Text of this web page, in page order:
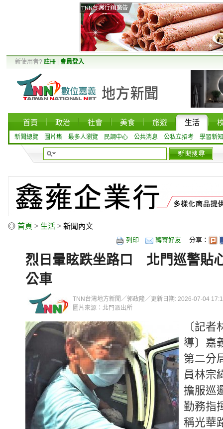
新使用者? 註冊 會員登入
首頁 政治 社會 美食 旅遊 生活
新聞總覽 圖片集 最多人瀏覽 民調中心 公共消息 公私立招考 學習新知
◎ 首頁 > 生活 > 新聞內文
列印 轉寄好友 分享：
烈日暈眩跌坐路口 北門巡警貼
公車
TNN台灣地方新聞／郭政隆／更新日期: 2026-07-04
圖片來源：北門派出所
〔記
導〕嘉
第二分
員林宗
擔服巡
勤務指
稱光華